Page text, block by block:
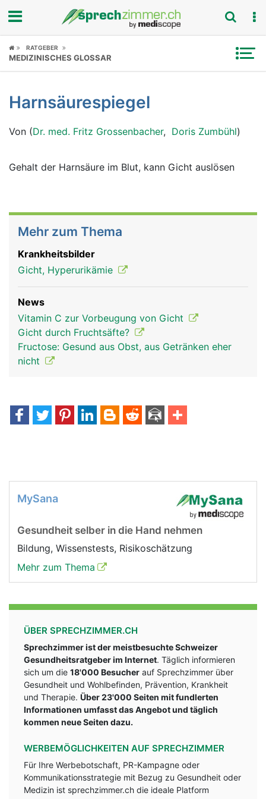
Fokus
Symptome
Untersuchungen
News
RATGEBER
MEDIZINISCHES GLOSSAR
Harnsäurespiegel
Von (Dr. med. Fritz Grossenbacher, Doris Zumbühl)
Gehalt der Harnsäure im Blut, kann Gicht auslösen
Mehr zum Thema
Krankheitsbilder
Gicht, Hyperurikämie
News
Vitamin C zur Vorbeugung von Gicht
Gicht durch Fruchtsäfte?
Fructose: Gesund aus Obst, aus Getränken eher
nicht
MySana
Gesundheit selber in die Hand nehmen
Bildung, Wissenstests, Risikoschätzung
Mehr zum Thema
ÜBER SPRECHZIMMER.CH
Sprechzimmer ist der meistbesuchte Schweizer
Gesundheitsratgeber im Internet. Täglich informieren
sich um die 18'000 Besucher auf Sprechzimmer über
Gesundheit und Wohlbefinden, Prävention, Krankheit
und Therapie. Über 23'000 Seiten mit fundlerten
Informationen umfasst das Angebot und täglich
kommen neue Seiten dazu.
WERBEMÖGLICHKEITEN AUF SPRECHZIMMER
Für Ihre Werbebotschaft, PR-Kampagne oder
Kommunikationsstrategie mit Bezug zu Gesundheit oder
Medizin ist sprechzimmer.ch die ideale Platform